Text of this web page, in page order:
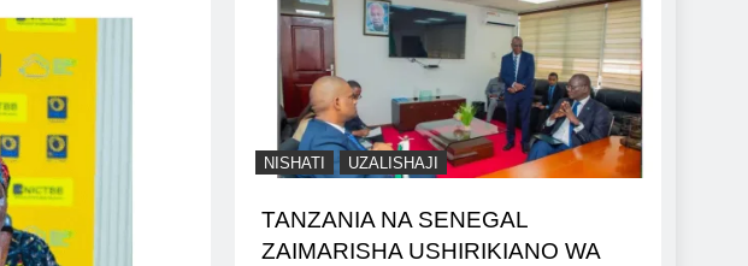
NISHATI UZALISHAJI
TANZANIA NA SENEGAL
ZAIMARISHA USHIRIKIANO WA